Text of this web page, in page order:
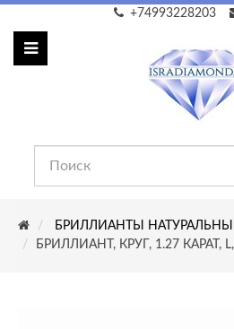
+74993228203
БРИЛЛИАНТЫ
БРИЛЛИАНТ, КРУГ, 1.27 КАРАТ, L,